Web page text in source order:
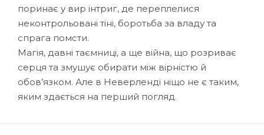
поринає у вир інтриг, де переплелися
неконтрольовані тіні, боротьба за владу та
спрага помсти.
Магія, давні таємниці, а ще війна, що розриває
серця та змушує обирати між вірністю й
обов’язком. Але в Неверленді ніщо не є таким,
яким здається на перший погляд.